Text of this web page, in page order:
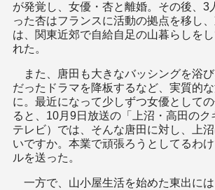
が発覚し、女優・杏と離婚。その後、3
った杏はフランスに活動の拠点を移し
は、関東近郊で自給自足の山暮らしを
れた。
また、唐田も大きなバッシングを浴
だったドラマを降板するなど、実質的
に。最近になって少しずつ女優として
ると、10月9日放送の「上沼・高田のク
テレビ）では、そんな唐田に対し、上
いですか。本業で頑張ろうとしてるわ
ルを送った。
一方で、山小屋生活を始めた東出に